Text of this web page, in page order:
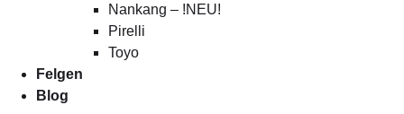
Nankang – !NEU!
Pirelli
Toyo
Felgen
Blog